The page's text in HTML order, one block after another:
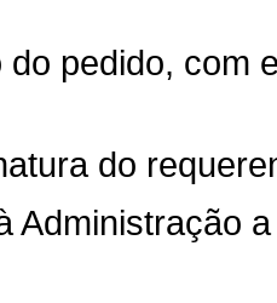
do pedido, com
do
Administração